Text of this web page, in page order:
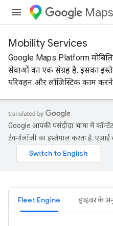
Mobility Services
Google Maps Platform
सेवाओं का एक संग्रह है. इसका
परिवहन और लॉजिस्टिक काम
Google आपकी पसंदीदा भाषा में
टेक्नोलॉजी का इस्तेमाल करता है. एआई
Fleet Engine